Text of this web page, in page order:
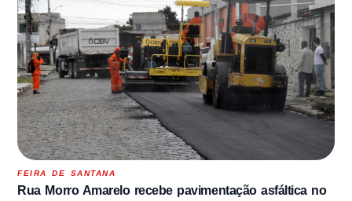
FEIRA DE SANTANA
Rua Morro Amarelo recebe pavimentação asfáltica no